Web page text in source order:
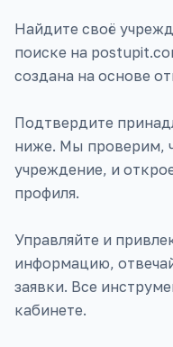
Найдите своё
поиске на
создана на основе
Подтвердите
ниже. Мы проверим,
учреждение, и
профиля.
Управляйте и
информацию,
заявки. Все
кабинете.